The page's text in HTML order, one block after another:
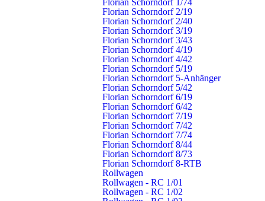
Florian Schorndorf 2/19
Florian Schorndorf 2/40
Florian Schorndorf 3/19
Florian Schorndorf 3/43
Florian Schorndorf 4/19
Florian Schorndorf 4/42
Florian Schorndorf 5/19
Florian Schorndorf 5-Anhänger
Florian Schorndorf 5/42
Florian Schorndorf 6/19
Florian Schorndorf 6/42
Florian Schorndorf 7/19
Florian Schorndorf 7/42
Florian Schorndorf 7/74
Florian Schorndorf 8/44
Florian Schorndorf 8/73
Florian Schorndorf 8-RTB
Rollwagen
Rollwagen - RC 1/01
Rollwagen - RC 1/02
Mannschaftstransportwagen – MTW
Florian Schorndorf 2/19
BUHLBRONN
Mittleres Löschfahrzeug – MLF
Florian Schorndorf 2/40
HAUBERSBRONN
Mannschaftstransportwagen – MTW
Florian Schorndorf 3/19
HAUBERSBRONN